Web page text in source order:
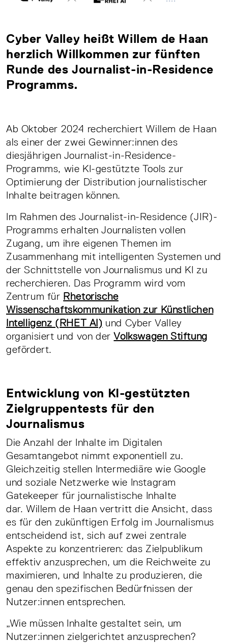
Cyber Valley heißt Willem de Haan
herzlich Willkommen zur fünften
Runde des Journalist-in-Residence
Programms.
Ab Oktober 2024 recherchiert Willem de Haan
als einer der zwei Gewinner:innen des
diesjährigen Journalist-in-Residence-
Programms, wie KI-gestützte Tools zur
Optimierung der Distribution journalistischer
Inhalte beitragen können.
Im Rahmen des Journalist-in-Residence (JIR)-
Programms erhalten Journalisten vollen
Zugang, um ihre eigenen Themen im
Zusammenhang mit intelligenten Systemen und
der Schnittstelle von Journalismus und KI zu
recherchieren. Das Programm wird vom
Zentrum für Rhetorische
Wissenschaftskommunikation zur Künstlichen
Intelligenz (RHET AI) und Cyber Valley
organisiert und von derVolkswagen Stiftung
gefördert.
Entwicklung von KI-gestützten
Zielgruppentests für den
Journalismus
Die Anzahl der Inhalte im Digitalen
Gesamtangebot nimmt exponentiell zu.
Gleichzeitig stellen Intermediäre wie Google
und soziale Netzwerke wie Instagram
Gatekeeper für journalistische Inhalte
dar. Willem de Haan vertritt die Ansicht, dass
es für den zukünftigen Erfolg im Journalismus
entscheidend ist, sich auf zwei zentrale
Aspekte zu konzentrieren: das Zielpublikum
effektiv anzusprechen, um die Reichweite zu
maximieren, und Inhalte zu produzieren, die
genau den spezifischen Bedürfnissen der
Nutzer:innen entsprechen.
„Wie müssen Inhalte gestaltet sein, um
Nutzer:innen zielgerichtet anzusprechen?